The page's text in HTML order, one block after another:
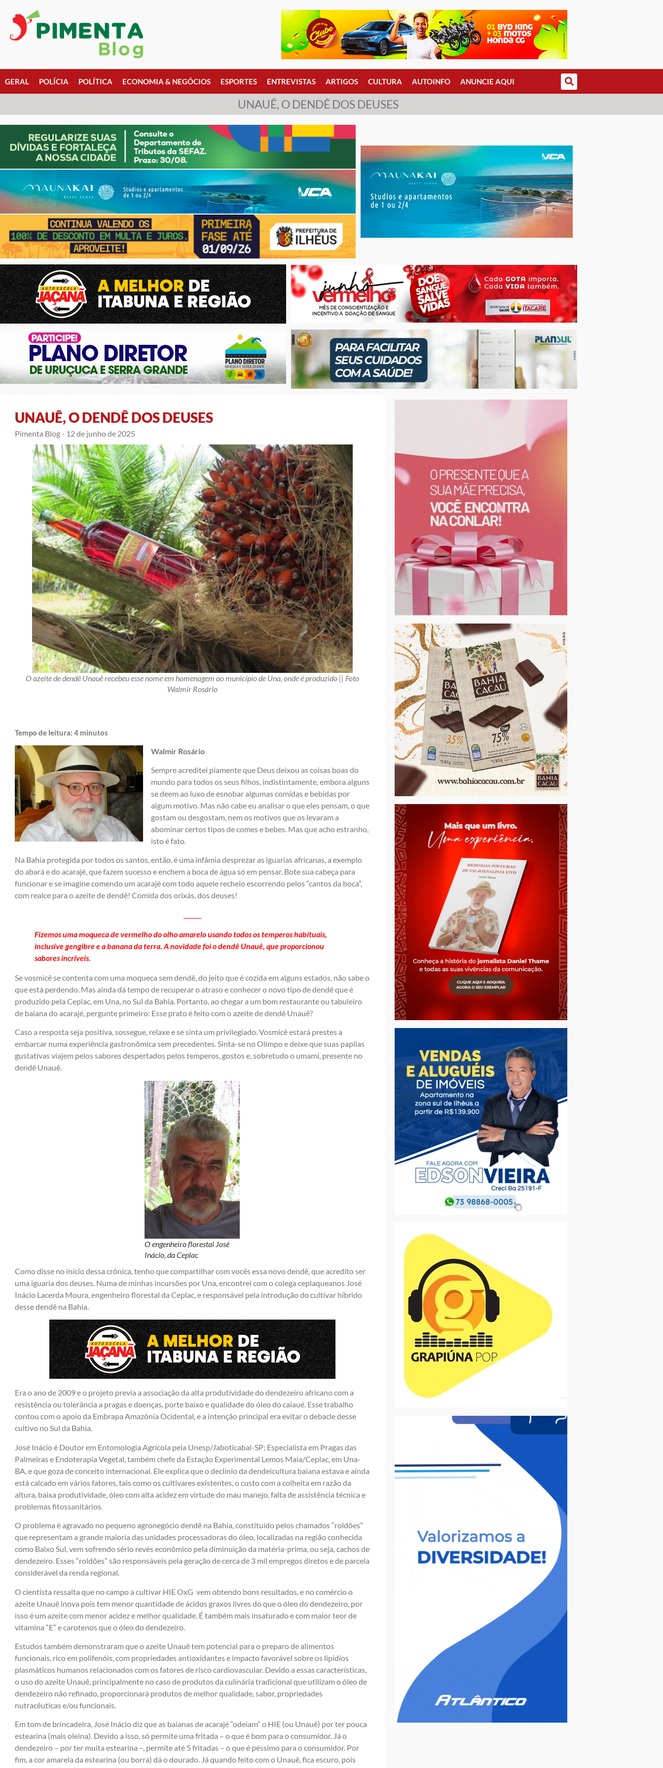
GERAL POLÍCIA POLÍTICA ECONOMIA & NEGÓCIOS ESPORTES ENTREVISTAS ARTIGOS CULTURA AUTOINFO ANUNCIE AQUI
UNAUÊ, O DENDÊ DOS DEUSES
UNAUÊ, O DENDÊ DOS DEUSES
Pimenta Blog - 12 de junho de 2025
O azeite de dendê Unauê recebeu esse nome em homenagem ao município de Una, onde é produzido || Foto
Walmir Rosário
Tempo de leitura: 4 minutos
Walmir Rosário
Sempre acreditei piamente que Deus deixou as coisas boas do
mundo para todos os seus filhos, indistintamente, embora alguns
se deem ao luxo de esnobar algumas comidas e bebidas por
algum motivo. Mas não cabe eu analisar o que eles pensam, o que
gostam ou desgostam, nem os motivos que os levaram a
abominar certos tipos de comes e bebes. Mas que acho estranho,
isto é fato.
Na Bahia protegida por todos os santos, então, é uma infâmia desprezar as iguarias africanas, a exemplo
do abará e do acarajé, que fazem sucesso e enchem a boca de água só em pensar. Bote sua cabeça para
funcionar e se imagine comendo um acarajé com todo aquele recheio escorrendo pelos “cantos da boca”,
com realce para o azeite de dendê! Comida dos orixás, dos deuses!
Fizemos uma moqueca de vermelho do olho amarelo usando todos os temperos habituais,
inclusive gengibre e a banana da terra. A novidade foi o dendê Unauê, que proporcionou
sabores incríveis.
Se vosmicê se contenta com uma moqueca sem dendê, do jeito que é cozida em alguns estados, não sabe o
que está perdendo. Mas ainda dá tempo de recuperar o atraso e conhecer o novo tipo de dendê que é
produzido pela Ceplac, em Una, no Sul da Bahia. Portanto, ao chegar a um bom restaurante ou tabuleiro
de baiana do acarajé, pergunte primeiro: Esse prato é feito com o azeite de dendê Unauê?
Caso a resposta seja positiva, sossegue, relaxe e se sinta um privilegiado. Vosmicê estará prestes a
embarcar numa experiência gastronômica sem precedentes. Sinta-se no Olimpo e deixe que suas papilas
gustativas viajem pelos sabores despertados pelos temperos, gostos e, sobretudo o umami, presente no
dendê Unauê.
O engenheiro florestal José
Inácio, da Ceplac
Como disse no início dessa crônica, tenho que compartilhar com vocês essa novo dendê, que acredito ser
uma iguaria dos deuses. Numa de minhas incursões por Una, encontrei com o colega ceplaqueanos José
Inácio Lacerda Moura, engenheiro florestal da Ceplac, e responsável pela introdução do cultivar híbrido
desse dendê na Bahia.
Era o ano de 2009 e o projeto previa a associação da alta produtividade do dendezeiro africano com a
resistência ou tolerância a pragas e doenças, porte baixo e qualidade do óleo do caiaué. Esse trabalho
contou com o apoio da Embrapa Amazônia Ocidental, e a intenção principal era evitar o debacle desse
cultivo no Sul da Bahia.
José Inácio é Doutor em Entomologia Agrícola pela Unesp/Jaboticabal-SP; Especialista em Pragas das
Palmeiras e Endoterapia Vegetal, também chefe da Estação Experimental Lemos Maia/Ceplac, em Una-
BA, e que goza de conceito internacional. Ele explica que o declínio da dendeicultura baiana estava e ainda
está calcado em vários fatores, tais como os cultivares existentes, o custo com a colheita em razão da
altura, baixa produtividade, óleo com alta acidez em virtude do mau manejo, falta de assistência técnica e
problemas fitossanitários.
O problema é agravado no pequeno agronegócio dendê na Bahia, constituído pelos chamados “roldões”
que representam a grande maioria das unidades processadoras do óleo, localizadas na região conhecida
como Baixo Sul, vem sofrendo sério revés econômico pela diminuição da matéria-prima, ou seja, cachos de
dendezeiro. Esses “roldões” são responsáveis pela geração de cerca de 3 mil empregos diretos e de parcela
considerável da renda regional.
O cientista ressalta que no campo a cultivar HIE OxG vem obtendo bons resultados, e no comércio o
azeite Unauê inova pois tem menor quantidade de ácidos graxos livres do que o óleo do dendezeiro, por
isso é um azeite com menor acidez e melhor qualidade. É também mais insaturado e com maior teor de
vitamina “E” e carotenos que o óleo do dendezeiro.
Estudos também demonstraram que o azeite Unauê tem potencial para o preparo de alimentos
funcionais, rico em polifenóis, com propriedades antioxidantes e impacto favorável sobre os lipídios
plasmáticos humanos relacionados com os fatores de risco cardiovascular. Devido a essas características,
o uso do azeite Unauê, principalmente no caso de produtos da culinária tradicional que utilizam o óleo de
dendezeiro não refinado, proporcionará produtos de melhor qualidade, sabor, propriedades
nutracêuticas e/ou funcionais.
Em tom de brincadeira, José Inácio diz que as baianas de acarajé “odeiam” o HIE (ou Unauê) por ter pouca
estearina (mais oleina). Devido a isso, só permite uma fritada – o que é bom para o consumidor. Já o
dendezeiro – por ter muita estearina –, permite até 5 fritadas – o que é péssimo para o consumidor. Por
fim, a cor amarela da estearina (ou borra) dá o dourado. Já quando feito com o Unauê, fica escuro, pois